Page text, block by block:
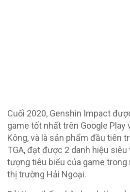
Cuối 2020, Genshin Impact
game tốt nhất trên Google Play
Kông, và là sản phẩm đầu tiên
TGA, đạt được 2 danh hiệu
tượng tiêu biểu của game trong
thị trường Hải Ngoại.